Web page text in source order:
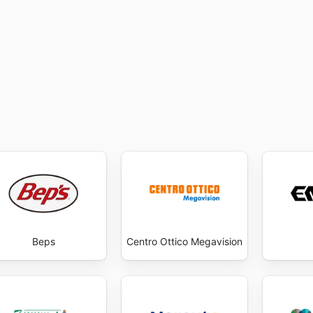
Beps Centro Ottico Megavision